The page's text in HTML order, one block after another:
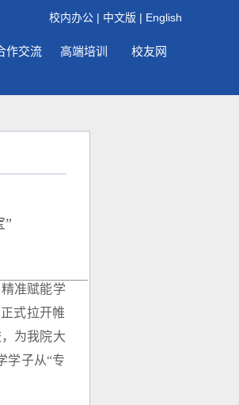
校内办公 | 中文版 | English
作交流 高端培训 校友网
”
准赋能学
式拉开帷
为我院大
学子从“专